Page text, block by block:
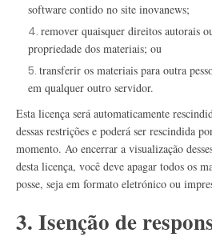
software contido no site inovanews;
remover quaisquer direitos autorais
propriedade dos materiais; ou
transferir os materiais para outra
em qualquer outro servidor.
Esta licença será automaticamente
dessas restrições e poderá ser rescindida
momento. Ao encerrar a visualização
desta licença, você deve apagar todos os
posse, seja em formato eletrónico ou
3. Isenção de